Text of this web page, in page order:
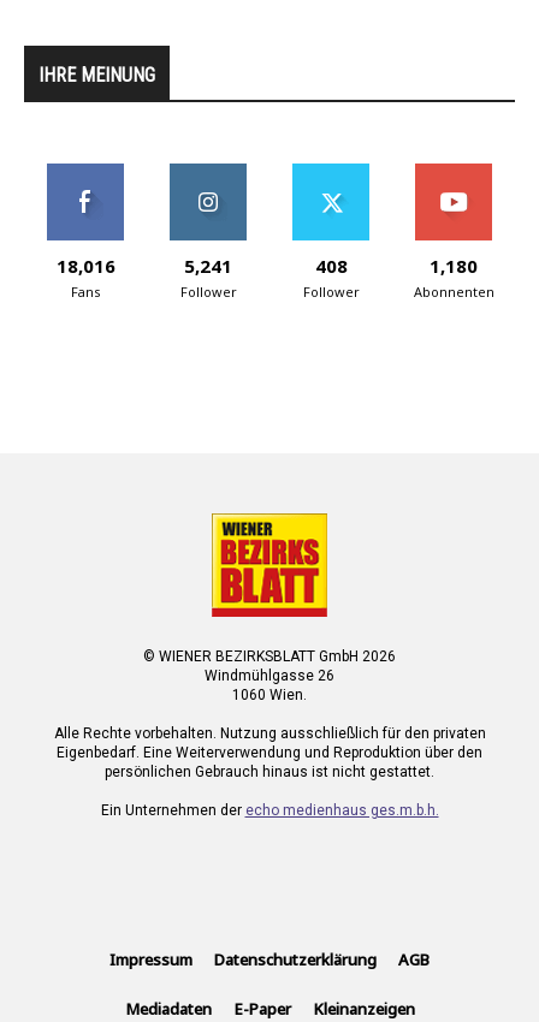
IHRE MEINUNG
18,016
Fans
5,241
Follower
408
Follower
1,180
Abonnenten
© WIENER BEZIRKSBLATT GmbH 2026
Windmühlgasse 26
1060 Wien.
Alle Rechte vorbehalten. Nutzung ausschließlich für den privaten
Eigenbedarf. Eine Weiterverwendung und Reproduktion über den
persönlichen Gebrauch hinaus ist nicht gestattet.
Ein Unternehmen der echo medienhaus ges.m.b.h.
Impressum Datenschutzerklärung AGB
Mediadaten E-Paper Kleinanzeigen